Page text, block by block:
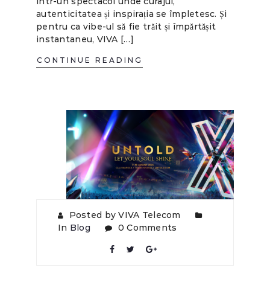
autenticitatea și inspirația se împletesc. Și
pentru ca vibe-ul să fie trăit și împărtășit
instantaneu, VIVA […]
CONTINUE READING
Posted by VIVA Telecom
In Blog 0 Comments